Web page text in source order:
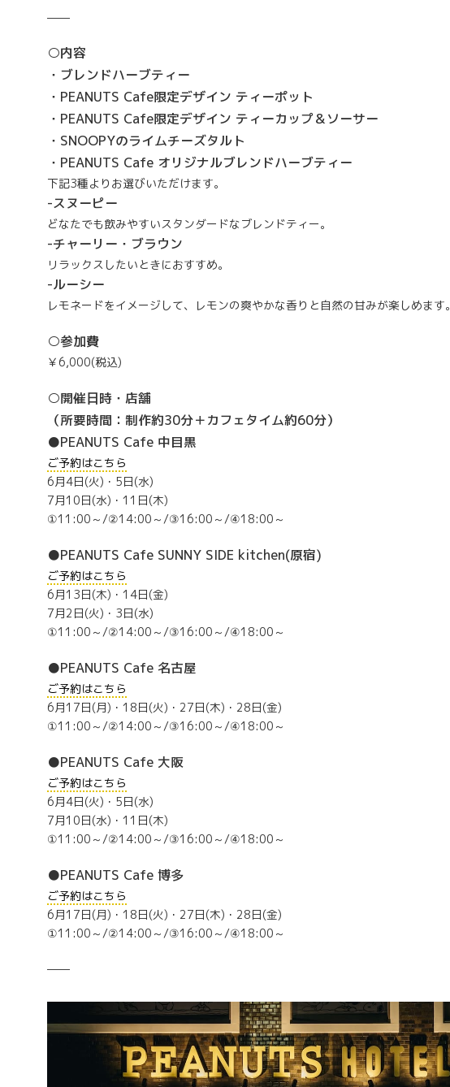
——
○内容
・ブレンドハーブティー
・PEANUTS Cafe限定デザイン ティーポット
・PEANUTS Cafe限定デザイン ティーカップ＆ソーサー
・SNOOPYのライムチーズタルト
・PEANUTS Cafe オリジナルブレンドハーブティー
下記3種よりお選びいただけます。
-スヌーピー
どなたでも飲みやすいスタンダードなブレンドティー。
-チャーリー・ブラウン
リラックスしたいときにおすすめ。
-ルーシー
レモネードをイメージして、レモンの爽やかな香りと自然の甘みが楽しめます。
○参加費
￥6,000(税込)
○開催⽇時・店舗
（所要時間：制作約30分＋カフェタイム約60分）
●PEANUTS Cafe 中目黒
ご予約はこちら
6月4日(火)・5日(水)
7月10日(水)・11日(木)
①11:00～/②14:00～/③16:00～/④18:00～
●PEANUTS Cafe SUNNY SIDE kitchen(原宿)
ご予約はこちら
6月13日(木)・14日(金)
7月2日(火)・3日(水)
①11:00～/②14:00～/③16:00～/④18:00～
●PEANUTS Cafe 名古屋
ご予約はこちら
6月17日(月)・18日(火)・27日(木)・28日(金)
①11:00～/②14:00～/③16:00～/④18:00～
●PEANUTS Cafe 大阪
ご予約はこちら
6月4日(火)・5日(水)
7月10日(水)・11日(木)
①11:00～/②14:00～/③16:00～/④18:00～
●PEANUTS Cafe 博多
ご予約はこちら
6月17日(月)・18日(火)・27日(木)・28日(金)
①11:00～/②14:00～/③16:00～/④18:00～
——